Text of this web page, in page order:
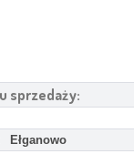
sprzedaży:
Ełganowo